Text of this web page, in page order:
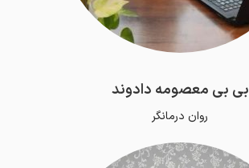
بی بی معصومه دادوند
روان درمانگر